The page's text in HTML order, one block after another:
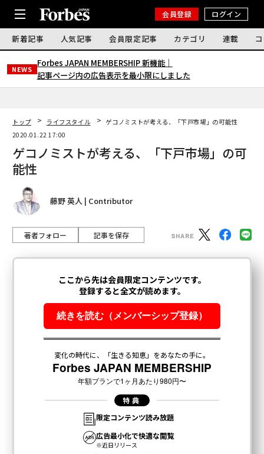
会員登録 ログイン
新着記事 人気記事 会員限定記事 カテゴリ 連載
NEWS
Forbes JAPAN MEMBERSHIP 新機能｜
記事ページ内の広告表示を最小限にしました
トップ ライフスタイル
ゲコノミストが考える、「下戸市場」の可能性
2020.01.22 17:00
ゲコノミストが考える、「下戸市場」の可
能性
藤野 英人 | Contributor
著者フォロー 記事を保存